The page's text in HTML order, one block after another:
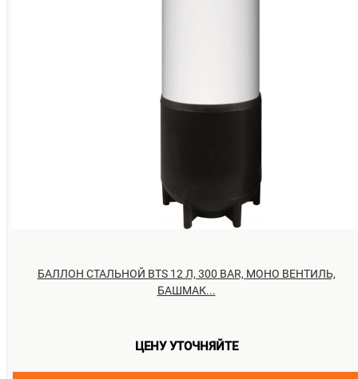
БАЛЛОН СТАЛЬНОЙ BTS 12 Л, 300 BAR, МОНО ВЕНТИЛЬ,
БАШМАК...
ЦЕНУ УТОЧНЯЙТЕ